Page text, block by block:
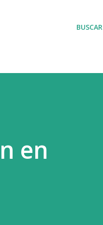
BUSCAR
en